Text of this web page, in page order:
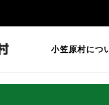
小笠原村につ